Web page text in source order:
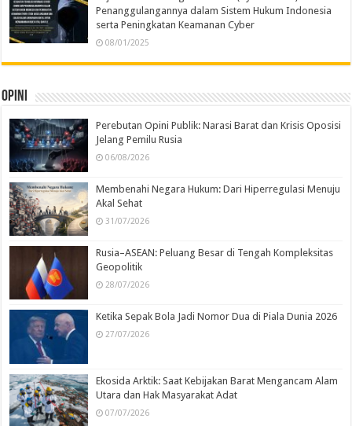
Penanggulangannya dalam Sistem Hukum Indonesia
serta Peningkatan Keamanan Cyber
08/01/2025
Opini
Perebutan Opini Publik: Narasi Barat dan Krisis Oposisi
Jelang Pemilu Rusia
06/08/2026
Membenahi Negara Hukum: Dari Hiperregulasi Menuju
Akal Sehat
31/07/2026
Rusia–ASEAN: Peluang Besar di Tengah Kompleksitas
Geopolitik
28/07/2026
Ketika Sepak Bola Jadi Nomor Dua di Piala Dunia 2026
27/07/2026
Ekosida Arktik: Saat Kebijakan Barat Mengancam Alam
Utara dan Hak Masyarakat Adat
07/07/2026